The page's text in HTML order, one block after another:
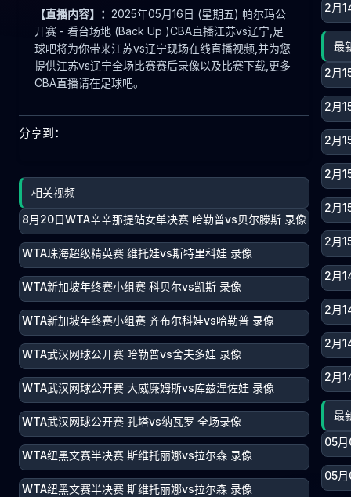
【直播内容】： 2025年05月16日 (星期五) 帕尔玛公
开赛 - 看台场地 (Back Up )CBA直播江苏vs辽宁,足
球吧将为你带来江苏vs辽宁现场在线直播视频,并为您
提供江苏vs辽宁全场比赛赛后录像以及比赛下载,更多
CBA直播请在足球吧。
分享到：
相关视频
8月20日WTA辛辛那提站女单决赛 哈勒普vs贝尔滕斯 录像
WTA珠海超级精英赛 维托娃vs斯特里科娃 录像
WTA新加坡年终赛小组赛 科贝尔vs凯斯 录像
WTA新加坡年终赛小组赛 齐布尔科娃vs哈勒普 录像
WTA武汉网球公开赛 哈勒普vs舍夫多娃 录像
WTA武汉网球公开赛 大威廉姆斯vs库兹涅佐娃 录像
WTA武汉网球公开赛 孔塔vs纳瓦罗 全场录像
WTA纽黑文赛半决赛 斯维托丽娜vs拉尔森 录像
WTA纽黑文赛半决赛 斯维托丽娜vs拉尔森 录像
2月
最
2月
2月
2月
2月
2月
2月
2月
2月
2月
2月
最
05
05